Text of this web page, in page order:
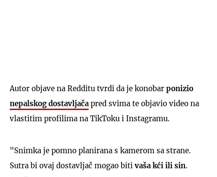
Autor objave na Redditu tvrdi da je konobar ponizio
nepalskog dostavljača pred svima te objavio video na
vlastitim profilima na TikToku i Instagramu.
"Snimka je pomno planirana s kamerom sa strane.
Sutra bi ovaj dostavljač mogao bitivaša kći ili sin.